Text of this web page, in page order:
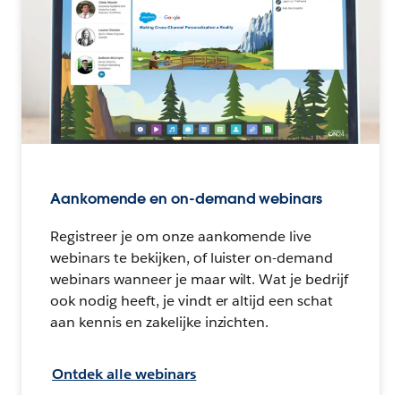
Aankomende en on-demand webinars
Registreer je om onze aankomende live
webinars te bekijken, of luister on-demand
webinars wanneer je maar wilt. Wat je bedrijf
ook nodig heeft, je vindt er altijd een schat
aan kennis en zakelijke inzichten.
Ontdek alle webinars